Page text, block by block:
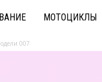
МОТОЦИКЛЫ
007